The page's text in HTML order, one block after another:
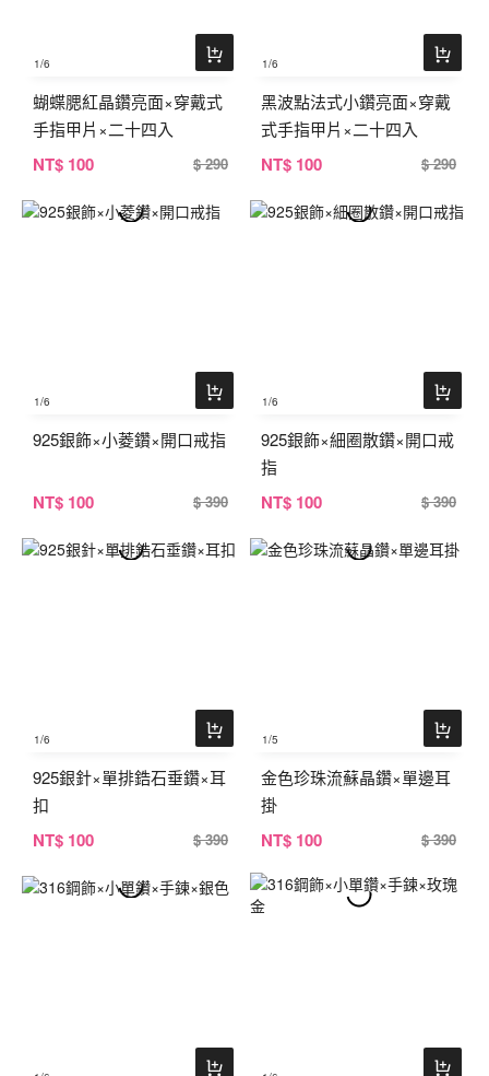
1/6
蝴蝶腮紅晶鑽亮面×穿戴式
手指甲片×二十四入
NT$ 100 $ 290
1/6
黑波點法式小鑽亮面×穿戴
式手指甲片×二十四入
NT$ 100 $ 290
1/6
925銀飾×小菱鑽×開口戒指
NT$ 100 $ 390
1/6
925銀飾×細圈散鑽×開口戒
指
NT$ 100 $ 390
1/6
925銀針×單排鋯石垂鑽×耳
扣
NT$ 100 $ 390
1/5
金色珍珠流蘇晶鑽×單邊耳
掛
NT$ 100 $ 390